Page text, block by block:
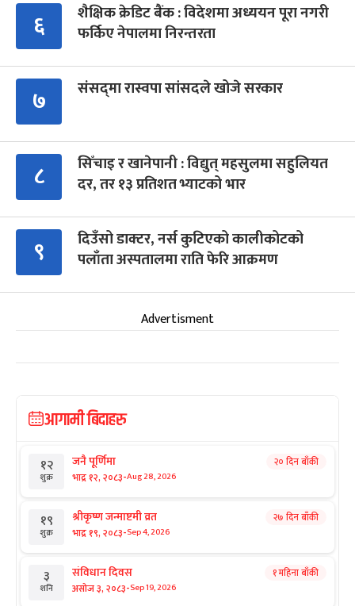
६
शैक्षिक क्रेडिट बैंक : विदेशमा अध्ययन पूरा नगरी
फर्किए नेपालमा निरन्तरता
७ संसद्‍मा रास्वपा सांसदले खोजे सरकार
८
सिँचाइ र खानेपानी : विद्युत् महसुलमा सहुलियत
दर, तर १३ प्रतिशत भ्याटको भार
९
दिउँसो डाक्टर, नर्स कुटिएको कालीकोटको
पलाँता अस्पतालमा राति फेरि आक्रमण
Advertisment
आगामी बिदाहरु
१२
शुक्र
जनै पूर्णिमा
भाद्र १२, २०८३-Aug 28, 2026
२० दिन बाँकी
१९
शुक्र
श्रीकृष्ण जन्माष्टमी व्रत
भाद्र १९, २०८३-Sep 4, 2026
२७ दिन बाँकी
३
शनि
संविधान दिवस
असोज ३, २०८३-Sep 19, 2026
१ महिना बाँकी